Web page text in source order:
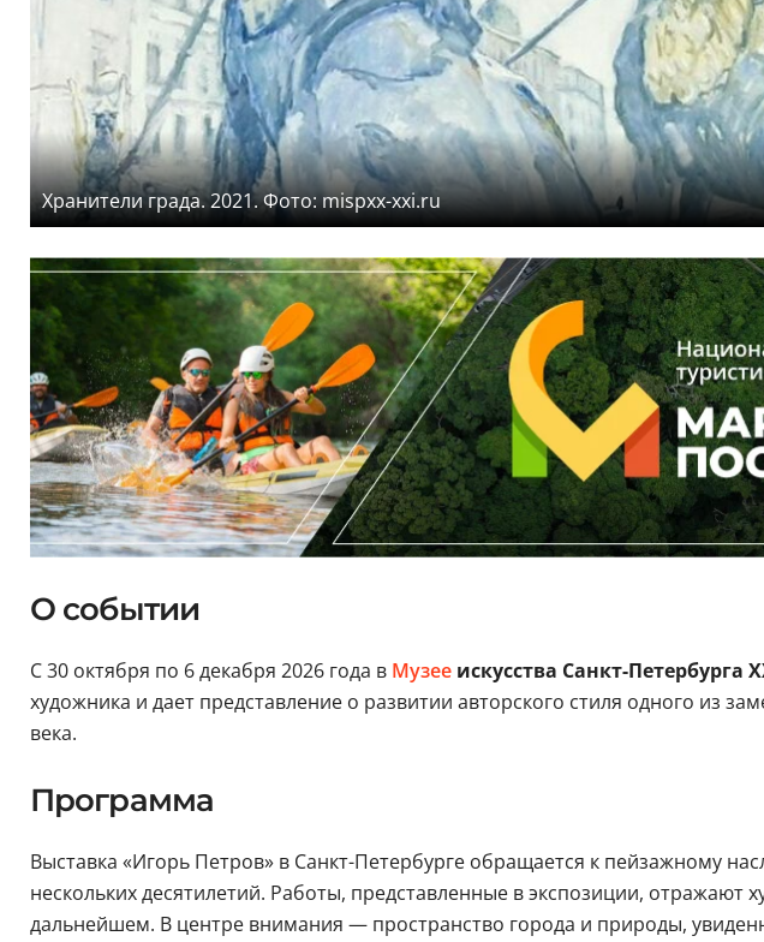
Хранители града. 2021. Фото: mispxx-xxi.ru
О событии
С 30 октября по 6 декабря 2026 года в Музееискусства Санкт-Петербурга
художника и дает представление о развитии авторского стиля одного из
века.
Программа
Выставка «Игорь Петров» в Санкт-Петербурге обращается к пейзажному
нескольких десятилетий. Работы, представленные в экспозиции,
дальнейшем. В центре внимания — пространство города и природы,